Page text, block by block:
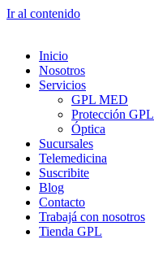
Ir al contenido
Inicio
Nosotros
Servicios
GPL MED
Protección GPL
Óptica
Sucursales
Telemedicina
Suscribite
Blog
Contacto
Trabajá con nosotros
Tienda GPL